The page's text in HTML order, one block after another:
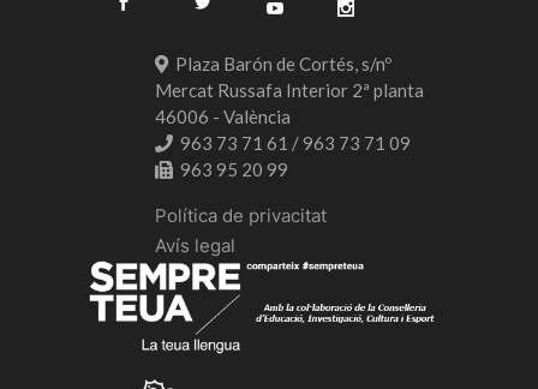
Plaza Barón de Cortés, s/nº
Mercat Russafa Interior 2ª planta
46006 - València
963 73 71 61 / 963 73 71 09
963 95 20 99
Política de privacitat
Avís legal